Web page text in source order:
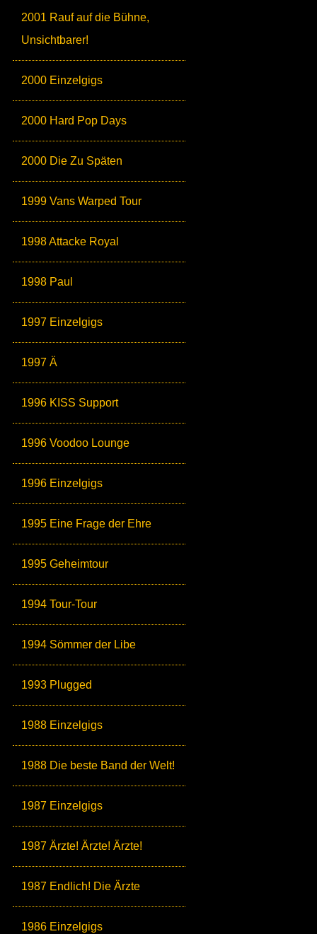
2001 Rauf auf die Bühne,
Unsichtbarer!
2000 Einzelgigs
2000 Hard Pop Days
2000 Die Zu Späten
1999 Vans Warped Tour
1998 Attacke Royal
1998 Paul
1997 Einzelgigs
1997 Ä
1996 KISS Support
1996 Voodoo Lounge
1996 Einzelgigs
1995 Eine Frage der Ehre
1995 Geheimtour
1994 Tour-Tour
1994 Sömmer der Libe
1993 Plugged
1988 Einzelgigs
1988 Die beste Band der Welt!
1987 Einzelgigs
1987 Ärzte! Ärzte! Ärzte!
1987 Endlich! Die Ärzte
1986 Einzelgigs